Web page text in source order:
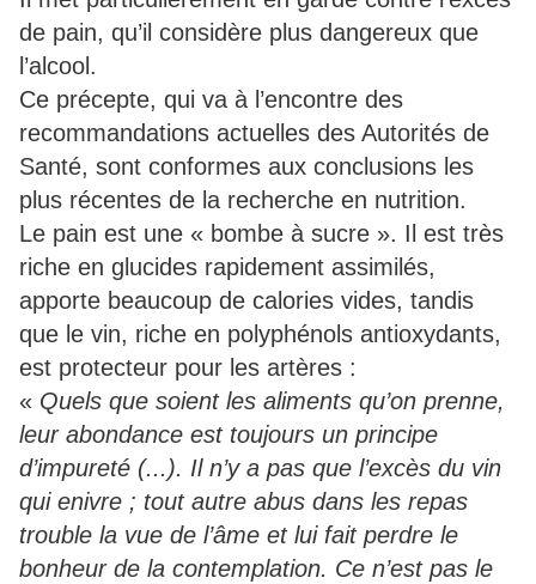
de pain, qu’il considère plus dangereux que
l’alcool.
Ce précepte, qui va à l’encontre des
recommandations actuelles des Autorités de
Santé, sont conformes aux conclusions les
plus récentes de la recherche en nutrition.
Le pain est une « bombe à sucre ». Il est très
riche en glucides rapidement assimilés,
apporte beaucoup de calories vides, tandis
que le vin, riche en polyphénols antioxydants,
est protecteur pour les artères :
« Quels que soient les aliments qu’on prenne,
leur abondance est toujours un principe
d’impureté (...). Il n’y a pas que l’excès du vin
qui enivre ; tout autre abus dans les repas
trouble la vue de l’âme et lui fait perdre le
bonheur de la contemplation. Ce n’est pas le